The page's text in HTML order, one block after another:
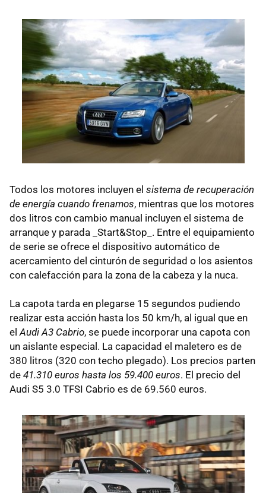
Todos los motores incluyen el sistema de recuperación
de energía cuando frenamos, mientras que los motores
dos litros con cambio manual incluyen el sistema de
arranque y parada _Start&Stop_. Entre el equipamiento
de serie se ofrece el dispositivo automático de
acercamiento del cinturón de seguridad o los asientos
con calefacción para la zona de la cabeza y la nuca.
La capota tarda en plegarse 15 segundos pudiendo
realizar esta acción hasta los 50 km/h, al igual que en
elAudi A3 Cabrio, se puede incorporar una capota con
un aislante especial. La capacidad el maletero es de
380 litros (320 con techo plegado). Los precios parten
de 41.310 euros hasta los 59.400 euros. El precio del
Audi S5 3.0 TFSI Cabrio es de 69.560 euros.